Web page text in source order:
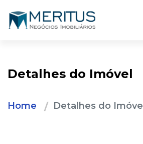
Detalhes do Imóvel
Home Detalhes do Imóvel